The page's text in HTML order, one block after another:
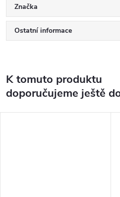
Značka
Ostatní informace
K tomuto produktu
doporučujeme ještě